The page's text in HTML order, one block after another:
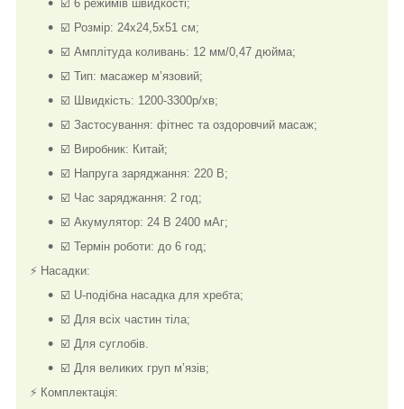
☑️ 6 режимів швидкості;
☑️ Розмір: 24х24,5х51 см;
☑️ Амплітуда коливань: 12 мм/0,47 дюйма;
☑️ Тип: масажер м’язовий;
☑️ Швидкість: 1200-3300р/хв;
☑️ Застосування: фітнес та оздоровчий масаж;
☑️ Виробник: Китай;
☑️ Напруга заряджання: 220 В;
☑️ Час заряджання: 2 год;
☑️ Акумулятор: 24 В 2400 мАг;
☑️ Термін роботи: до 6 год;
⚡ Насадки:
☑️ U-подібна насадка для хребта;
☑️ Для всіх частин тіла;
☑️ Для суглобів.
☑️ Для великих груп м’язів;
⚡ Комплектація: